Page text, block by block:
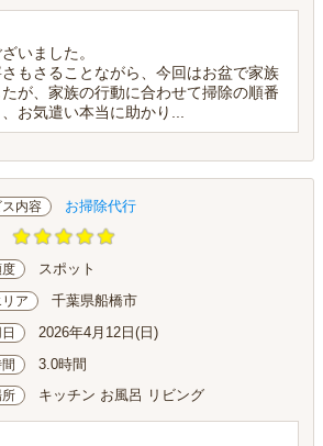
いました。
もさることながら、今回はお盆で家族
が、家族の行動に合わせて掃除の順番
お気遣い本当に助かり...
内容 お掃除代行
度 スポット
ア 千葉県船橋市
2026年4月12日(日)
3.0時間
所 キッチン お風呂 リビング